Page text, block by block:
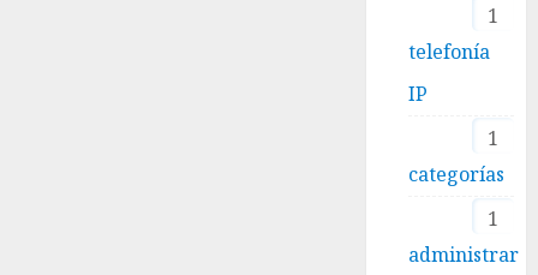
1
telefonía
IP
1
categorías
1
administrar